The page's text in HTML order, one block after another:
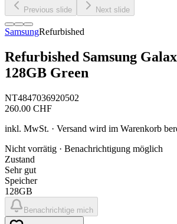
Previous slide Next slide
SamsungRefurbished
Refurbished Samsung
128GB Green
NT4847036920502
260.00 CHF
inkl. MwSt. · Versand wird im Warenkorb
Nicht vorrätig · Benachrichtigung möglich
Zustand
Sehr gut
Speicher
128GB
Benachrichtige mich